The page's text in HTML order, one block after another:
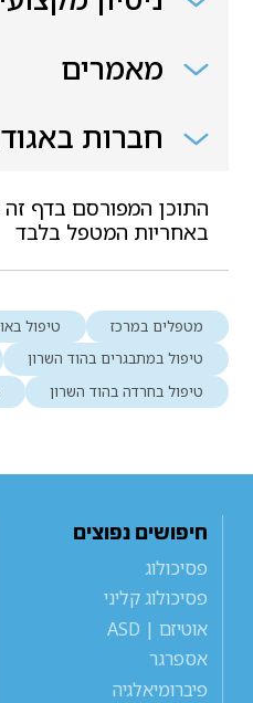
מאמרים
חברות
התוכן המפורסם בדף זה
באחריות המטפל בלבד
מטפלים במרכז
טיפול
טיפול במתבגרים בהוד השרון
טיפול בחרדה בהוד השרון
חיפושים נפוצים
פסיכולוג
פסיכולוג קליני
אוטיזם | ASD
אספרגר
פיברומיאלגיה